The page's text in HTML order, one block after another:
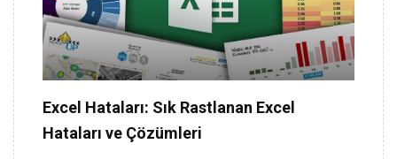
Excel Hataları: Sık Rastlanan Excel
Hataları ve Çözümleri